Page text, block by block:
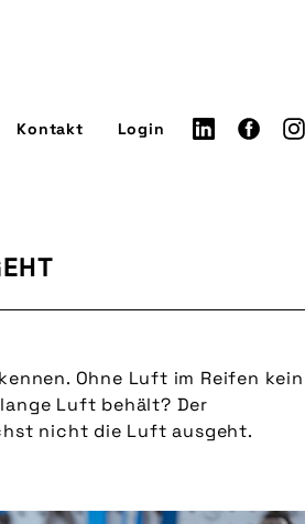
Kontakt Login
Ohne Luft im Reifen kein
Luft behält? Der
nicht die Luft ausgeht.